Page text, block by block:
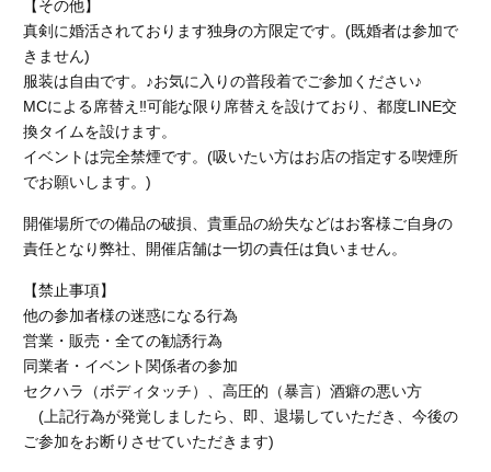
【その他】
真剣に婚活されております独身の方限定です。(既婚者は参加で
きません)
服装は自由です。♪お気に入りの普段着でご参加ください♪
MCによる席替え‼︎可能な限り席替えを設けており、都度LINE交
換タイムを設けます。
イベントは完全禁煙です。(吸いたい方はお店の指定する喫煙所
でお願いします。)
開催場所での備品の破損、貴重品の紛失などはお客様ご自身の
責任となり弊社、開催店舗は一切の責任は負いません。
【禁止事項】
他の参加者様の迷惑になる行為
営業・販売・全ての勧誘行為
同業者・イベント関係者の参加
セクハラ（ボディタッチ）、高圧的（暴言）酒癖の悪い方
(上記行為が発覚しましたら、即、退場していただき、今後の
ご参加をお断りさせていただきます)